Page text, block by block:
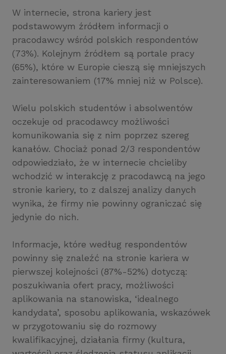
W internecie, strona kariery jest
podstawowym źródłem informacji o
pracodawcy wśród polskich respondentów
(73%). Kolejnym źródłem są portale pracy
(65%), które w Europie cieszą się mniejszych
zainteresowaniem (17% mniej niż w Polsce).
Wielu polskich studentów i absolwentów
oczekuje od pracodawcy możliwości
komunikowania się z nim poprzez szereg
kanałów. Chociaż ponad 2/3 respondentów
odpowiedziało, że w internecie chcieliby
wchodzić w interakcję z pracodawcą na jego
stronie kariery, to z dalszej analizy danych
wynika, że firmy nie powinny ograniczać się
jedynie do nich.
Informacje, które według respondentów
powinny się znaleźć na stronie kariera w
pierwszej kolejności (87%-52%) dotyczą:
poszukiwania ofert pracy, możliwości
aplikowania na stanowiska, ‘idealnego
kandydata’, sposobu aplikowania, wskazówek
w przygotowaniu się do rozmowy
kwalifikacyjnej, działania firmy (kultura,